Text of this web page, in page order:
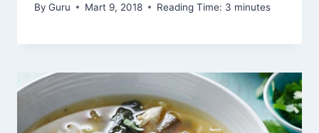
By Guru Mart 9, 2018 Reading Time: 3 minutes